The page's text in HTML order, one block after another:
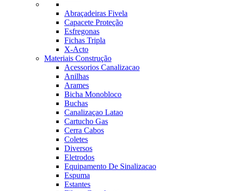
Abraçadeiras Fivela
Capacete Proteção
Esfregonas
Fichas Tripla
X-Acto
Materiais Construção
Acessorios Canalizacao
Anilhas
Arames
Bicha Monobloco
Buchas
Canalizaçao Latao
Cartucho Gas
Cerra Cabos
Coletes
Diversos
Eletrodos
Equipamento De Sinalizacao
Espuma
Estantes